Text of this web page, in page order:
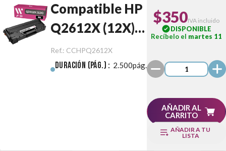
Compatible HP
Q2612X (12X)
Negro
Ref.: CCHPQ2612X
Duración (pág.) : 2.500pág.
$350IVA incluido
DISPONIBLE
Recíbelo el martes 11
AÑADIR AL
CARRITO
AÑADIR A TU
LISTA